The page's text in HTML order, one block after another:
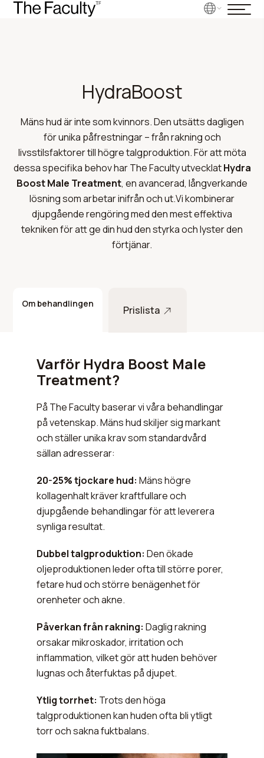
HydraBoost
Mäns hud är inte som kvinnors. Den utsätts dagligen
för unika påfrestningar – från rakning och
livsstilsfaktorer till högre talgproduktion. För att möta
dessa specifika behov har The Faculty utvecklatHydra
Boost Male Treatment, en avancerad, långverkande
lösning som arbetar inifrån och ut.Vi kombinerar
djupgående rengöring med den mest effektiva
tekniken för att ge din hud den styrka och lyster den
förtjänar.
Om behandlingen
Prislista
Varför Hydra Boost Male
Treatment?
På The Faculty baserar vi våra behandlingar
på vetenskap. Mäns hud skiljer sig markant
och ställer unika krav som standardvård
sällan adresserar:
20-25% tjockare hud: Mäns högre
kollagenhalt kräver kraftfullare och
djupgående behandlingar för att leverera
synliga resultat.
Dubbel talgproduktion: Den ökade
oljeproduktionen leder ofta till större porer,
fetare hud och större benägenhet för
orenheter och akne.
Påverkan från rakning: Daglig rakning
orsakar mikroskador, irritation och
inflammation, vilket gör att huden behöver
lugnas och återfuktas på djupet.
Ytlig torrhet: Trots den höga
talgproduktionen kan huden ofta bli ytligt
torr och sakna fuktbalans.